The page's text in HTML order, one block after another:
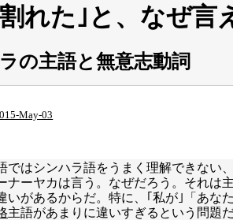
れた｣と、なぜ
の主語と無意志動詞
May-03
はシンハラ語をうまく理解できない
ナーヤカは言う。なぜだろう。それは
いがあるからだ。特に、｢私が｣「あな
主語があまりに違いすぎるという問題